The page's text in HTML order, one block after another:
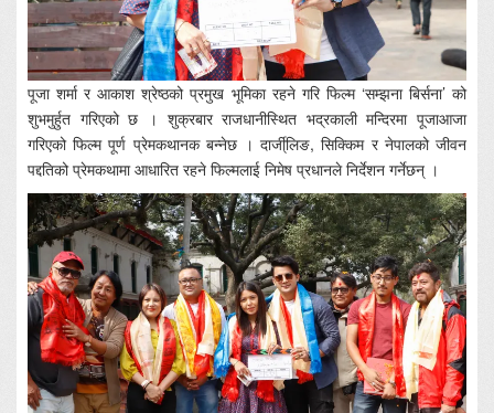
पूजा शर्मा र आकाश श्रेष्ठको प्रमुख भूमिका रहने गरि फिल्म ‘सम्झना बिर्सना’ को
शुभमुर्हुत गरिएको छ । शुक्रबार राजधानीस्थित भद्रकाली मन्दिरमा पूजाआजा
गरिएको फिल्म पूर्ण प्रेमकथानक बन्नेछ । दार्जी्लिङ, सिक्किम र नेपालको जीवन
पद्दतिको प्रेमकथामा आधारित रहने फिल्मलाई निमेष प्रधानले निर्देशन गर्नेछन् ।